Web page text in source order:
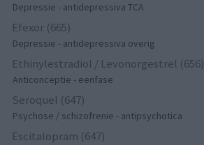
Depressie - antidepressiva TCA
Efexor (665)
Depressie - antidepressiva overig
Ethinylestradiol / Levonorgestrel (656)
Anticonceptie - eenfase
Seroquel (647)
Psychose / schizofrenie - antipsychotica
Escitalopram (647)